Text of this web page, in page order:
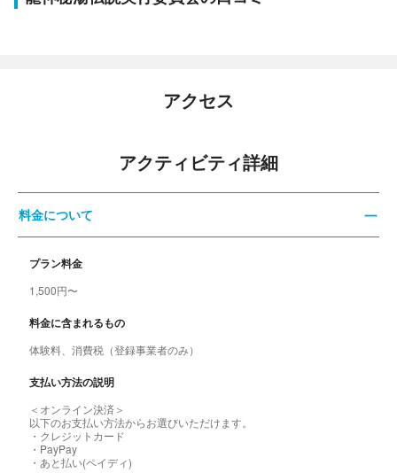
アクセス
アクティビティ詳細
料金について
プラン料金
1,500円〜
料金に含まれるもの
体験料、消費税（登録事業者のみ）
支払い方法の説明
＜オンライン決済＞
以下のお支払い方法からお選びいただけます。
・クレジットカード
・PayPay
・あと払い(ペイディ)